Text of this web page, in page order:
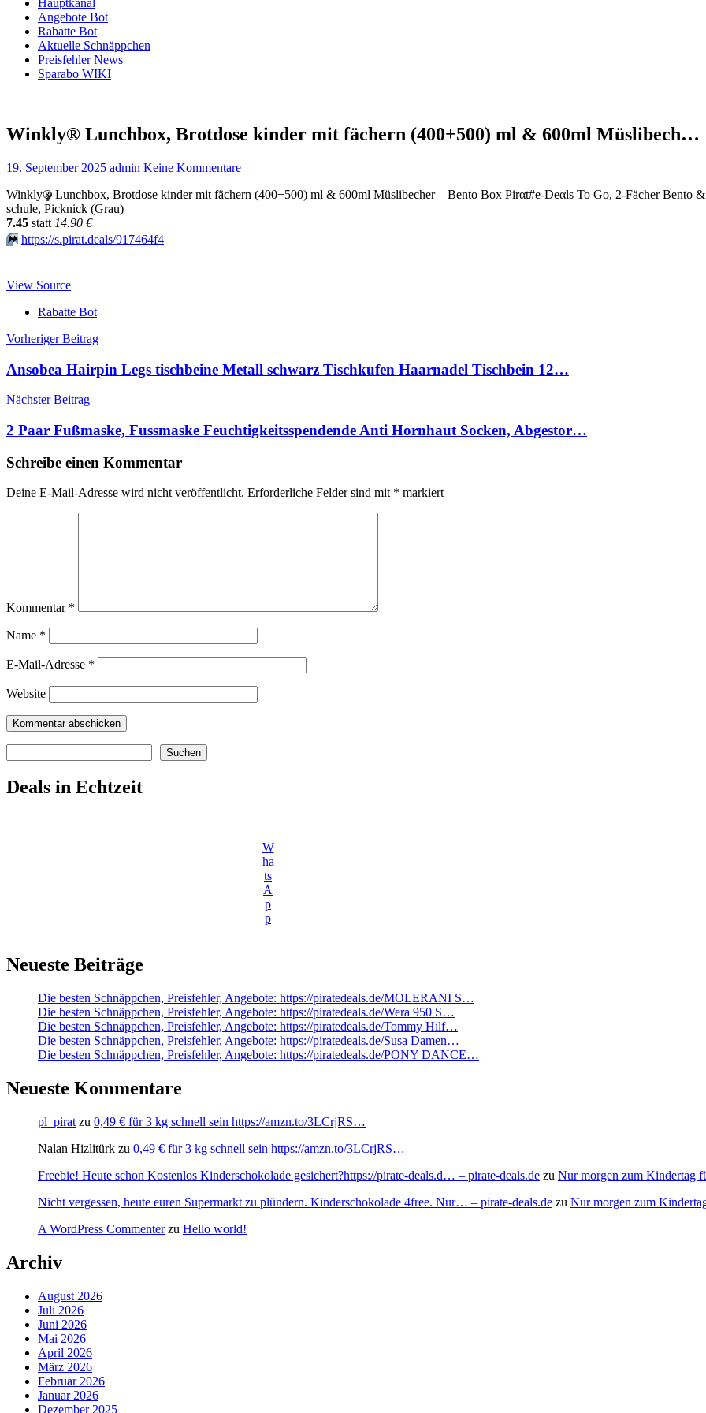
Hauptkanal
Angebote Bot
Rabatte Bot
Aktuelle Schnäppchen
Preisfehler News
Sparabo WIKI
Winkly® Lunchbox, Brotdose kinder mit fächern (400+500) ml & 600ml Müslibech…
19. September 2025 admin Keine Kommentare
Winkly® Lunchbox, Brotdose kinder mit fächern (400+500) ml & 600ml Müslibecher – Bento Box Pirαt#е-Dеαls To Go, 2-Fächer Bento
schule, Picknick (Grau)
7.45 statt 14.90 €
⏩️ https://s.pirat.deals/917464f4
View Source
Rabatte Bot
Beitragsnavigation
Vorheriger Beitrag
Ansobea Hairpin Legs tischbeine Metall schwarz Tischkufen Haarnadel Tischbein 12…
Nächster Beitrag
2 Paar Fußmaske, Fussmaske Feuchtigkeitsspendende Anti Hornhaut Socken, Abgestor…
Schreibe einen Kommentar
Deine E-Mail-Adresse wird nicht veröffentlicht. Erforderliche Felder sind mit * markiert
Kommentar *
Name *
E-Mail-Adresse *
Website
Suchen
Deals in Echtzeit
W
ha
ts
A
p
p
Neueste Beiträge
Die besten Schnäppchen, Preisfehler, Angebote: https://piratedeals.de/MOLERANI S…
Die besten Schnäppchen, Preisfehler, Angebote: https://piratedeals.de/Wera 950 S…
Die besten Schnäppchen, Preisfehler, Angebote: https://piratedeals.de/Tommy Hilf…
Die besten Schnäppchen, Preisfehler, Angebote: https://piratedeals.de/Susa Damen…
Die besten Schnäppchen, Preisfehler, Angebote: https://piratedeals.de/PONY DANCE…
Neueste Kommentare
pl_pirat zu 0,49 € für 3 kg schnell sein https://amzn.to/3LCrjRS…
Nalan Hizlitürk zu 0,49 € für 3 kg schnell sein https://amzn.to/3LCrjRS…
Freebie! Heute schon Kostenlos Kinderschokolade gesichert?https://pirate-deals.d… – pirate-deals.de zu Nur morgen zum Kindertag
Nicht vergessen, heute euren Supermarkt zu plündern. Kinderschokolade 4free. Nur… – pirate-deals.de zu Nur morgen zum
A WordPress Commenterzu Hello world!
Archiv
August 2026
Juli 2026
Juni 2026
Mai 2026
April 2026
März 2026
Februar 2026
Januar 2026
Dezember 2025